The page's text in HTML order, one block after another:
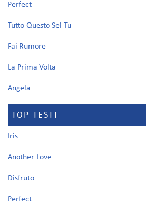
Perfect
Tutto Questo Sei Tu
Fai Rumore
La Prima Volta
Angela
TOP TESTI
Iris
Another Love
Disfruto
Perfect